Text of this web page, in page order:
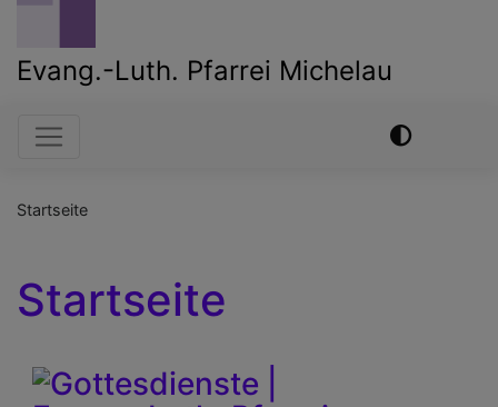
Evang.-Luth. Pfarrei Michelau
Hauptnavigation
Startseite
Startseite